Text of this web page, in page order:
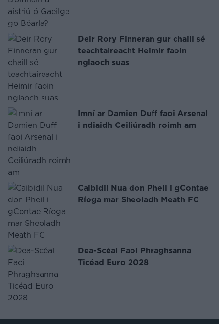
Deir Rory Finneran gur chaill sé
teachtaireacht Heimir faoin
nglaoch suas
Imní ar Damien Duff faoi Arsenal
i ndiaidh Ceiliúradh roimh am
Caibidil Nua don Pheil i gContae
Ríoga mar Sheoladh Meath FC
Dea-Scéal Faoi Phraghsanna
Ticéad Euro 2028